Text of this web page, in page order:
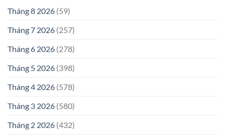
Tháng 8 2026 (59)
Tháng 7 2026 (257)
Tháng 6 2026 (278)
Tháng 5 2026 (398)
Tháng 4 2026 (578)
Tháng 3 2026 (580)
Tháng 2 2026 (432)